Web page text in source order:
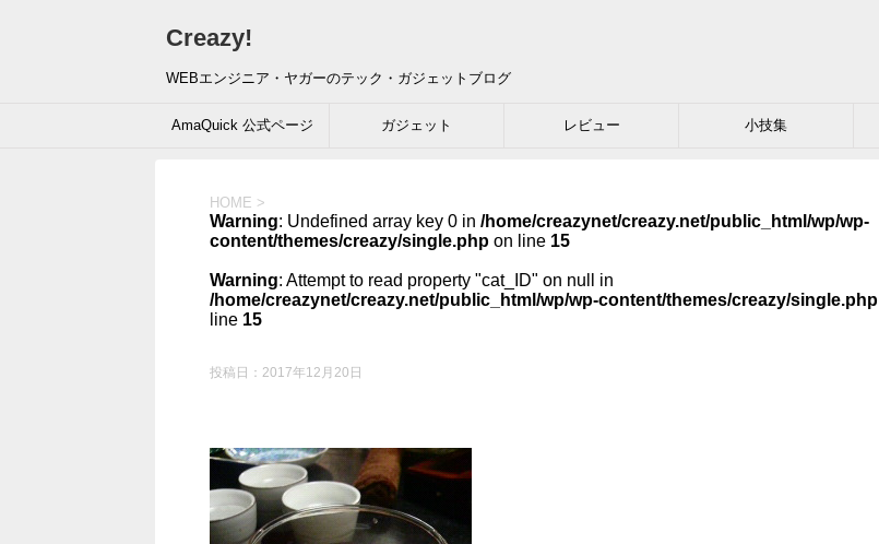
Creazy!
WEBエンジニア・ヤガーのテック・ガジェットブログ
AmaQuick 公式ページ ガジェット レビュー 小技集
HOME >
Warning: Undefined array key 0 in /home/creazynet/creazy.net/public_html/wp/wp-
content/themes/creazy/single.php on line 15
Warning: Attempt to read property "cat_ID" on null in
/home/creazynet/creazy.net/public_html/wp/wp-content/themes/creazy/single.php
line 15
投稿日： 2017年12月20日